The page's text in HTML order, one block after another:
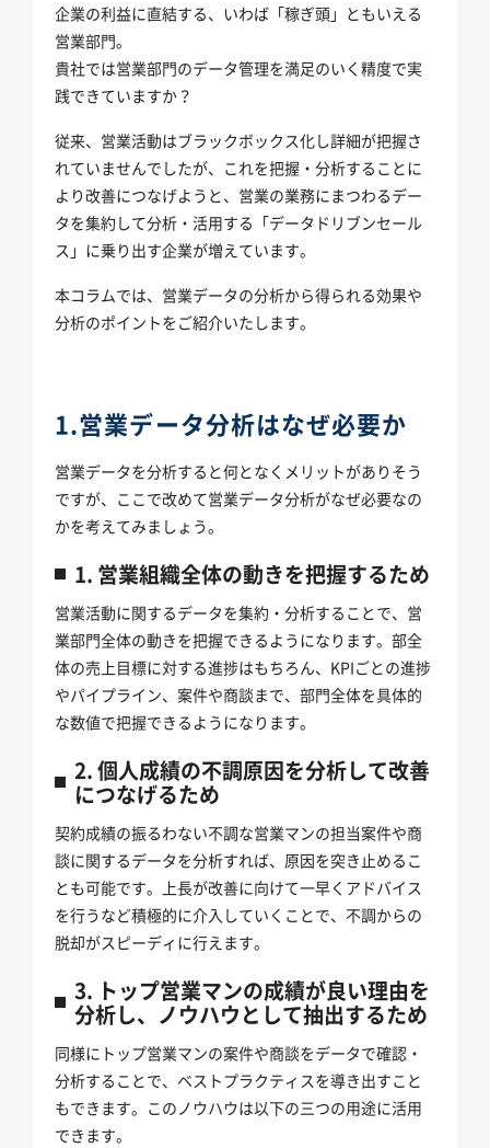
企業の利益に直結する、いわば「稼ぎ頭」ともいえる
営業部門。
貴社では営業部門のデータ管理を満足のいく精度で実
践できていますか？
従来、営業活動はブラックボックス化し詳細が把握さ
れていませんでしたが、これを把握・分析することに
より改善につなげようと、営業の業務にまつわるデー
タを集約して分析・活用する「データドリブンセール
ス」に乗り出す企業が増えています。
本コラムでは、営業データの分析から得られる効果や
分析のポイントをご紹介いたします。
1.営業データ分析はなぜ必要か
営業データを分析すると何となくメリットがありそう
ですが、ここで改めて営業データ分析がなぜ必要なの
かを考えてみましょう。
1. 営業組織全体の動きを把握するため
営業活動に関するデータを集約・分析することで、営
業部門全体の動きを把握できるようになります。部全
体の売上目標に対する進捗はもちろん、KPIごとの進捗
やパイプライン、案件や商談まで、部門全体を具体的
な数値で把握できるようになります。
2. 個人成績の不調原因を分析して改善
につなげるため
契約成績の振るわない不調な営業マンの担当案件や商
談に関するデータを分析すれば、原因を突き止めるこ
とも可能です。上長が改善に向けて一早くアドバイス
を行うなど積極的に介入していくことで、不調からの
脱却がスピーディに行えます。
3. トップ営業マンの成績が良い理由を
分析し、ノウハウとして抽出するため
同様にトップ営業マンの案件や商談をデータで確認・
分析することで、ベストプラクティスを導き出すこと
もできます。このノウハウは以下の三つの用途に活用
できます。